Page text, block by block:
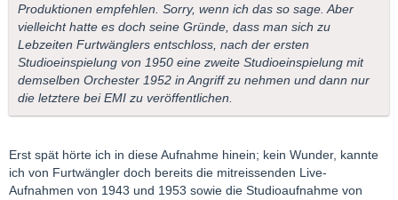
Produktionen empfehlen. Sorry, wenn ich das so sage. Aber
vielleicht hatte es doch seine Gründe, dass man sich zu
Lebzeiten Furtwänglers entschloss, nach der ersten
Studioeinspielung von 1950 eine zweite Studioeinspielung mit
demselben Orchester 1952 in Angriff zu nehmen und dann nur
die letztere bei EMI zu veröffentlichen.
Erst spät hörte ich in diese Aufnahme hinein; kein Wunder, kannte
ich von Furtwängler doch bereits die mitreissenden Live-
Aufnahmen von 1943 und 1953 sowie die Studioaufnahme von